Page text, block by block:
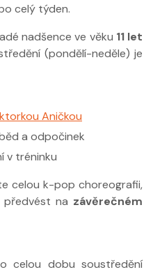
celý týden.
nadšence ve věku 11 let
(pondělí-neděle) je
Aničkou
a odpočinek
v tréninku
celou k-pop choreografii,
na závěrečném
celou dobu soustředění